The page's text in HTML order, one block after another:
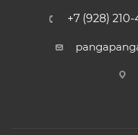
+7 (928)